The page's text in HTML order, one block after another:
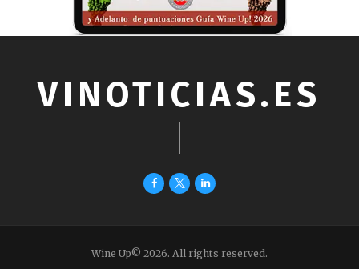
VINOTICIAS.ES
Wine Up© 2026. All rights reserved.